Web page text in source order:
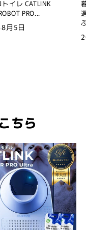
イレ CATLINK
PRO...
月5日
ちら